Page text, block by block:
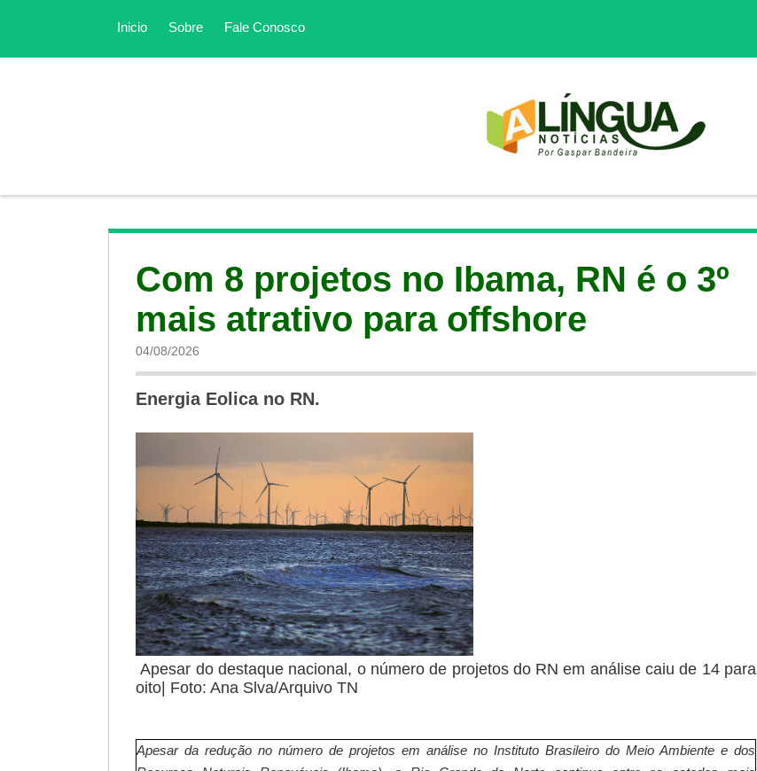
Inicio Sobre Fale Conosco
Com 8 projetos no Ibama, RN é o 3º
mais atrativo para offshore
04/08/2026
Energia Eolica no RN.
Apesar do destaque nacional, o número de projetos do RN em análise caiu de 14 para
oito| Foto: Ana Slva/Arquivo TN
Apesar da redução no número de projetos em análise no Instituto Brasileiro do Meio Ambiente e dos